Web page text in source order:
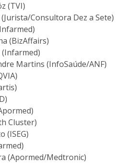
(TVI)
Consultora Dez a Sete)
(BizAffairs)
Martins (InfoSaúde/ANF)
Cluster)
(ISEG)
(Apormed/Medtronic)